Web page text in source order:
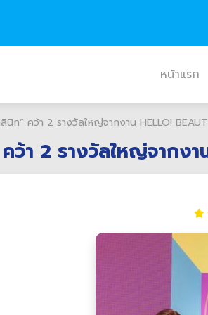
หน้าแรก
นิก” คว้า 2 รางวัลใหญ่จากงาน HELLO!
ว้า 2 รางวัลใหญ่จากง